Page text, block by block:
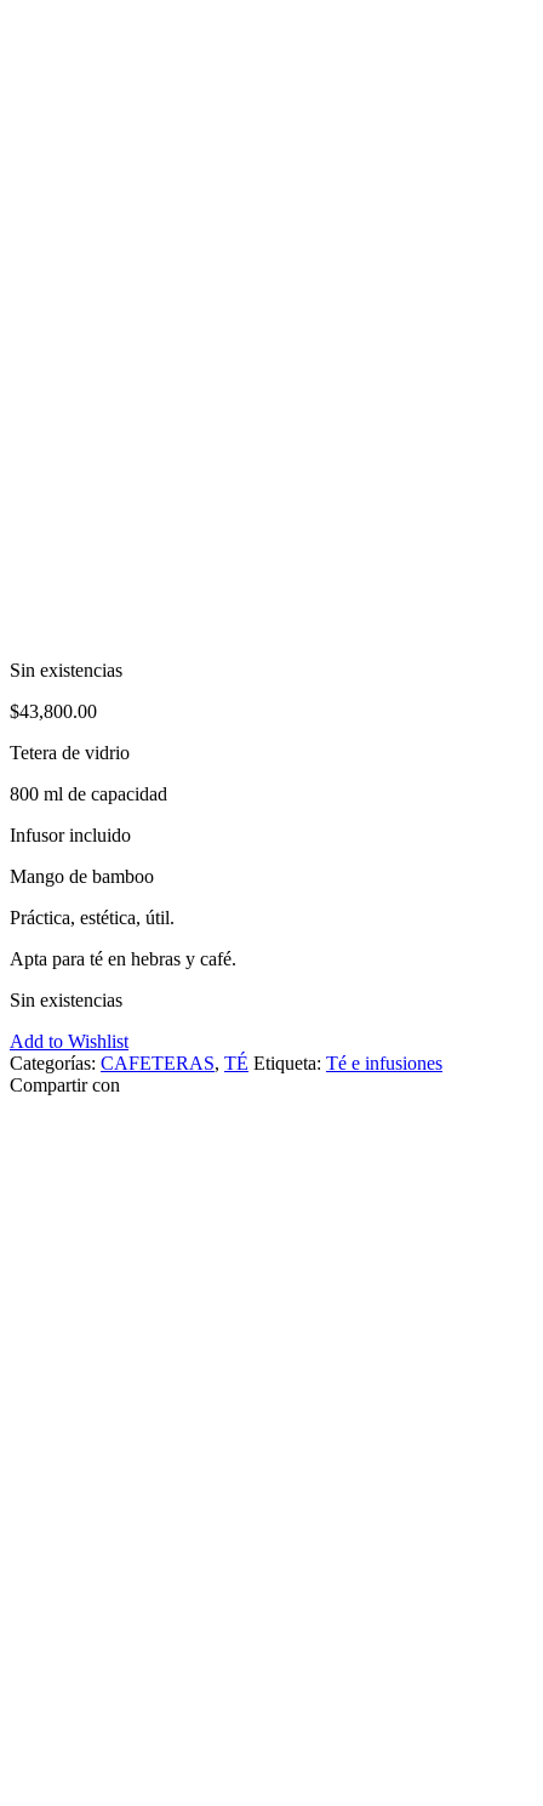
Sin existencias
$43,800.00
Tetera de vidrio
800 ml de capacidad
Infusor incluido
Mango de bamboo
Práctica, estética, útil.
Apta para té en hebras y café.
Sin existencias
Add to Wishlist
Categorías: CAFETERAS, TÉ Etiqueta: Té e infusiones
Compartir con